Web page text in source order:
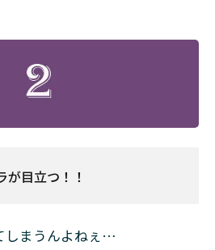
が目立つ！！
しまうんよねぇ…